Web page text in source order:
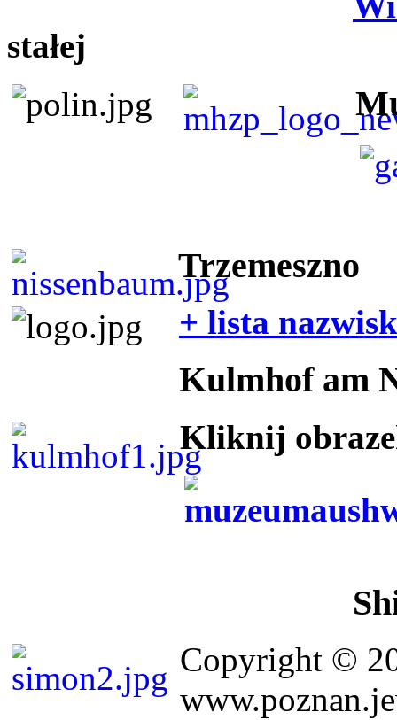
stałej
Trzemeszno
+ lista nazwisk
Kulmhof am
Kliknij
Copyright ©